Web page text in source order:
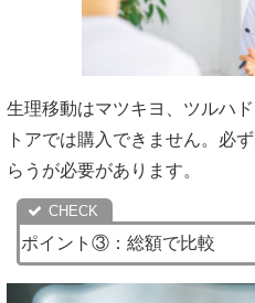
生理移動はマツキヨ、ツルハ
トアでは購入できません。必
らうが必要があります。
ポイント③：総額で比較